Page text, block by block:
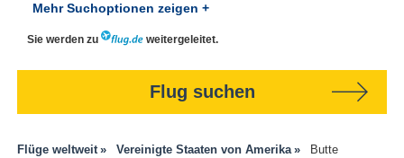
Mehr Suchoptionen zeigen +
Sie werden zu weitergeleitet.
Flug suchen
Flüge weltweit Vereinigte Staaten von Amerika Butte